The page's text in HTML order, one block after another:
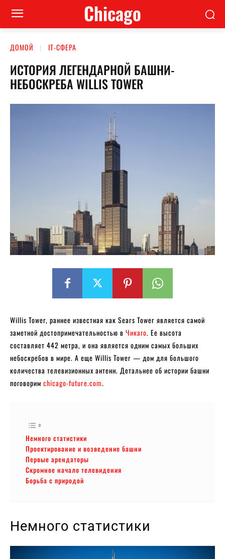
Сhicago
ДОМОЙ ІТ-СФЕРА
ИСТОРИЯ ЛЕГЕНДАРНОЙ БАШНИ-
НЕБОСКРЕБА WILLIS TOWER
Willis Tower, раннее известная как Sears Tower является самой
заметной достопримечательностью в Чикаго. Ее высота
составляет 442 метра, и она является одним самых больших
небоскребов в мире. А еще Willis Tower — дом для большого
количества телевизионных антенн. Детальнее об истории башни
поговорим chicago-future.com.
Немного статистики
Проектирование и возведение башни
Первые арендаторы
Скромное начало телевидения
Борьба с природой
Немного статистики